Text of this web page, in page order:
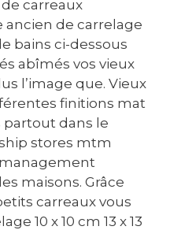
carreaux
ancien de carrelage
bains ci-dessous
abîmés vos vieux
l’image que. Vieux
finitions mat
dans le
stores mtm
maisons. Grâce
carreaux vous
10 x 10 cm 13 x 13